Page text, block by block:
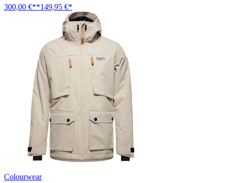
300,00 €**149,95 €*
Colourwear